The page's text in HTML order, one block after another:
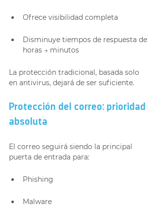
Ofrece visibilidad completa
Disminuye tiempos de respuesta de
horas → minutos
La protección tradicional, basada solo
en antivirus, dejará de ser suficiente.
Protección del correo: prioridad
absoluta
El correo seguirá siendo la principal
puerta de entrada para:
Phishing
Malware